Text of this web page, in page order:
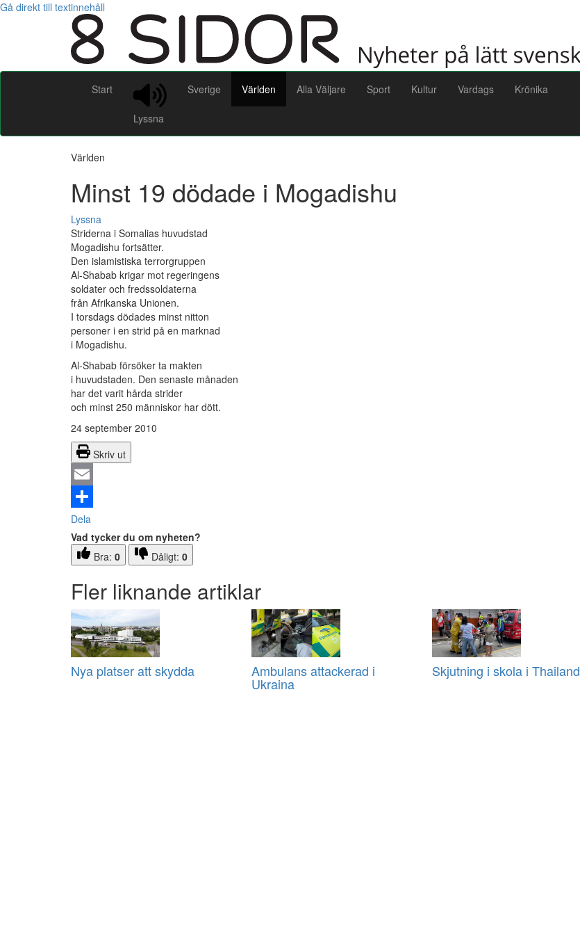
Gå direkt till textinnehåll
Start
Lyssna
Sverige Världen Alla Väljare Sport Kultur Vardags Krönika
Världen
Minst 19 dödade i Mogadishu
Lyssna
Striderna i Somalias huvudstad
Mogadishu fortsätter.
Den islamistiska terrorgruppen
Al-Shabab krigar mot regeringens
soldater och fredssoldaterna
från Afrikanska Unionen.
I torsdags dödades minst nitton
personer i en strid på en marknad
i Mogadishu.
Al-Shabab försöker ta makten
i huvudstaden. Den senaste månaden
har det varit hårda strider
och minst 250 människor har dött.
24 september 2010
Skriv ut
Email
Dela
Vad tycker du om nyheten?
Bra: 0 Dåligt: 0
Fler liknande artiklar
Nya platser att skydda Ambulans attackerad i
Ukraina
Skjutning i skola i Thailand